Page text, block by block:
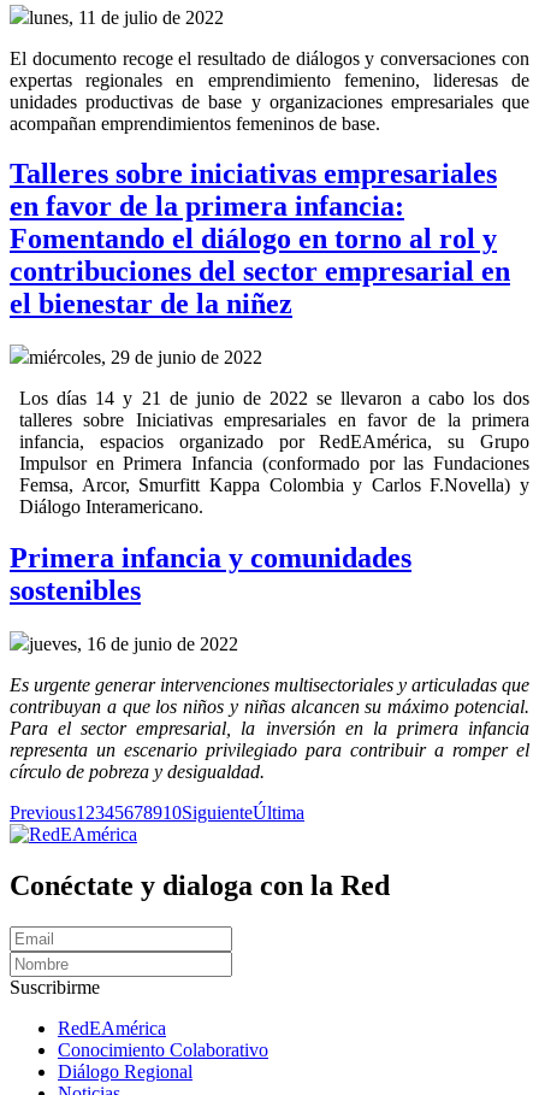
lunes, 11 de julio de 2022
El documento recoge el resultado de diálogos y conversaciones con
expertas regionales en emprendimiento femenino, lideresas de
unidades productivas de base y organizaciones empresariales que
acompañan emprendimientos femeninos de base.
Talleres sobre iniciativas empresariales
en favor de la primera infancia:
Fomentando el diálogo en torno al rol y
contribuciones del sector empresarial en
el bienestar de la niñez
miércoles, 29 de junio de 2022
Los días 14 y 21 de junio de 2022 se llevaron a cabo los dos
talleres sobre Iniciativas empresariales en favor de la primera
infancia, espacios organizado por RedEAmérica, su Grupo
Impulsor en Primera Infancia (conformado por las Fundaciones
Femsa, Arcor, Smurfitt Kappa Colombia y Carlos F.Novella) y
Diálogo Interamericano.
Primera infancia y comunidades
sostenibles
jueves, 16 de junio de 2022
Es urgente generar intervenciones multisectoriales y articuladas que
contribuyan a que los niños y niñas alcancen su máximo potencial.
Para el sector empresarial, la inversión en la primera infancia
representa un escenario privilegiado para contribuir a romper el
círculo de pobreza y desigualdad.
Previous1 2345678910SiguienteÚltima
Conéctate y dialoga con la Red
Suscribirme
RedEAmérica
Conocimiento Colaborativo
Diálogo Regional